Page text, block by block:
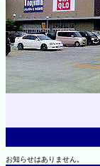
お知らせはありません。